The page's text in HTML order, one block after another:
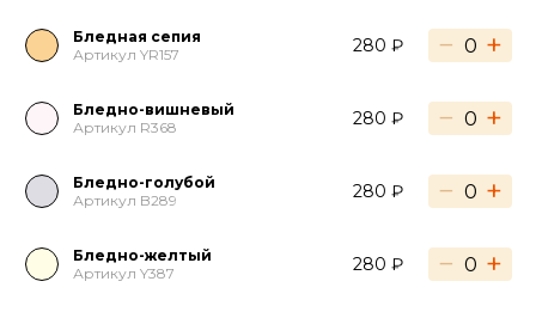
Бледная сепия
Артикул YR157
280 ₽ − +
Бледно-вишневый
Артикул R368
280 ₽ − +
Бледно-голубой
Артикул B289
280 ₽ − +
Бледно-желтый
Артикул Y387
280 ₽ − +